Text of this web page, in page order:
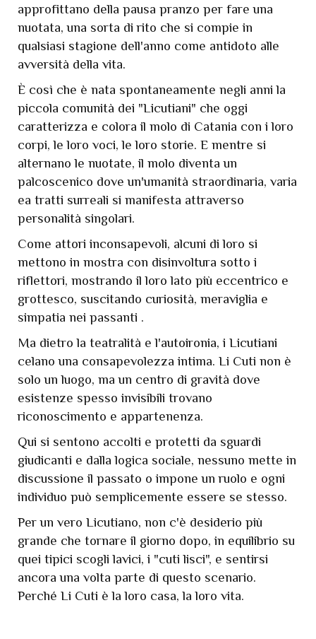
approfittano della pausa pranzo per fare una
nuotata, una sorta di rito che si compie in
qualsiasi stagione dell'anno come antidoto alle
avversità della vita.
È così che è nata spontaneamente negli anni la
piccola comunità dei "Licutiani" che oggi
caratterizza e colora il molo di Catania con i loro
corpi, le loro voci, le loro storie. E mentre si
alternano le nuotate, il molo diventa un
palcoscenico dove un'umanità straordinaria, varia
ea tratti surreali si manifesta attraverso
personalità singolari.
Come attori inconsapevoli, alcuni di loro si
mettono in mostra con disinvoltura sotto i
riflettori, mostrando il loro lato più eccentrico e
grottesco, suscitando curiosità, meraviglia e
simpatia nei passanti .
Ma dietro la teatralità e l'autoironia, i Licutiani
celano una consapevolezza intima. Li Cuti non è
solo un luogo, ma un centro di gravità dove
esistenze spesso invisibili trovano
riconoscimento e appartenenza.
Qui si sentono accolti e protetti da sguardi
giudicanti e dalla logica sociale, nessuno mette in
discussione il passato o impone un ruolo e ogni
individuo può semplicemente essere se stesso.
Per un vero Licutiano, non c'è desiderio più
grande che tornare il giorno dopo, in equilibrio su
quei tipici scogli lavici, i "cuti lisci", e sentirsi
ancora una volta parte di questo scenario.
Perché Li Cuti è la loro casa, la loro vita.